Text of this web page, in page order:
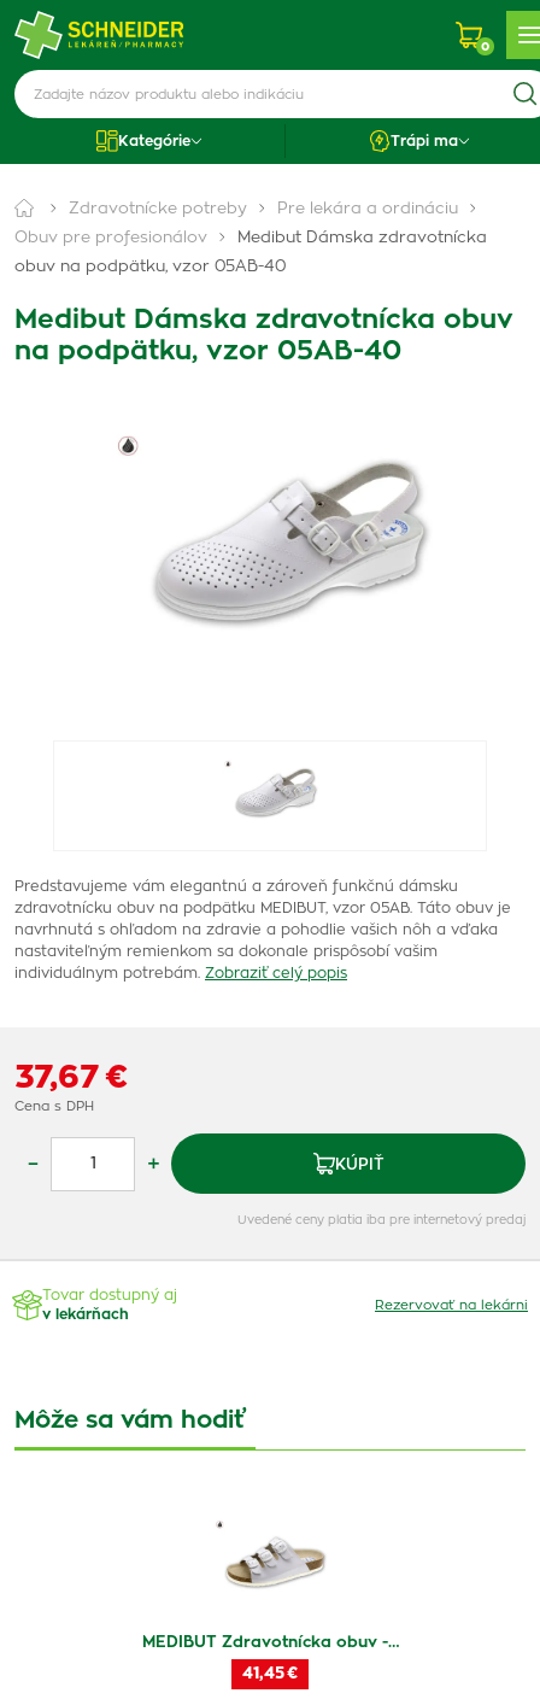
0
Kategórie Trápi ma
Zdravotnícke potreby
Pre lekára a ordináciu
Obuv pre profesionálov
Medibut Dámska zdravotnícka
obuv na podpätku, vzor 05AB-40
Medibut Dámska zdravotnícka obuv
na podpätku, vzor 05AB-40
Predstavujeme vám elegantnú a zároveň funkčnú dámsku
zdravotnícku obuv na podpätku MEDIBUT, vzor 05AB. Táto obuv je
navrhnutá s ohľadom na zdravie a pohodlie vašich nôh a vďaka
nastaviteľným remienkom sa dokonale prispôsobí vašim
individuálnym potrebám. Zobraziť celý popis
37,67 €
Cena s DPH
– + KÚPIŤ
Uvedené ceny platia iba pre internetový predaj
Tovar dostupný aj
v lekárňach
Rezervovať na lekárni
Môže sa vám hodiť
MEDIBUT Zdravotnícka obuv -…
41,45 €